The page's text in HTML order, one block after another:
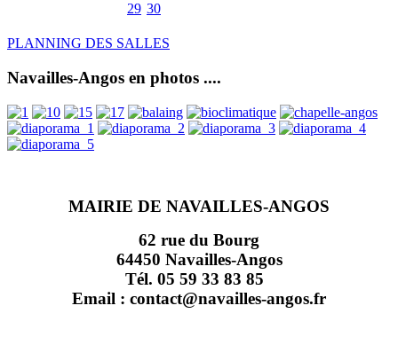
29 30
PLANNING DES SALLES
Navailles-Angos en photos ....
MAIRIE DE NAVAILLES-ANGOS
62 rue du Bourg
64450 Navailles-Angos
Tél. 05 59 33 83 85
Email : contact@navailles-angos.fr